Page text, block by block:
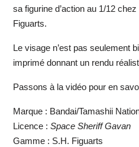
sa figurine d’action au 1/12
Figuarts.
Le visage n’est pas seulement
imprimé donnant un rendu
Passons à la vidéo pour en
Marque : Bandai/Tamashii
Licence : Space Sheriff Gavan
Gamme : S.H. Figuarts